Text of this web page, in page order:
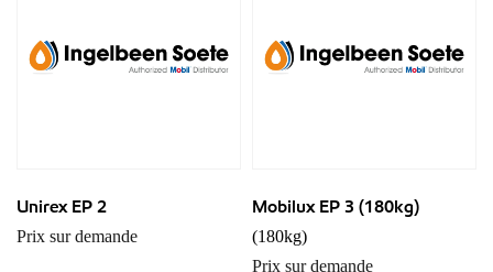
Unirex EP 2
Prix sur demande
Mobilux EP 3 (180kg)
(180kg)
Prix sur demande